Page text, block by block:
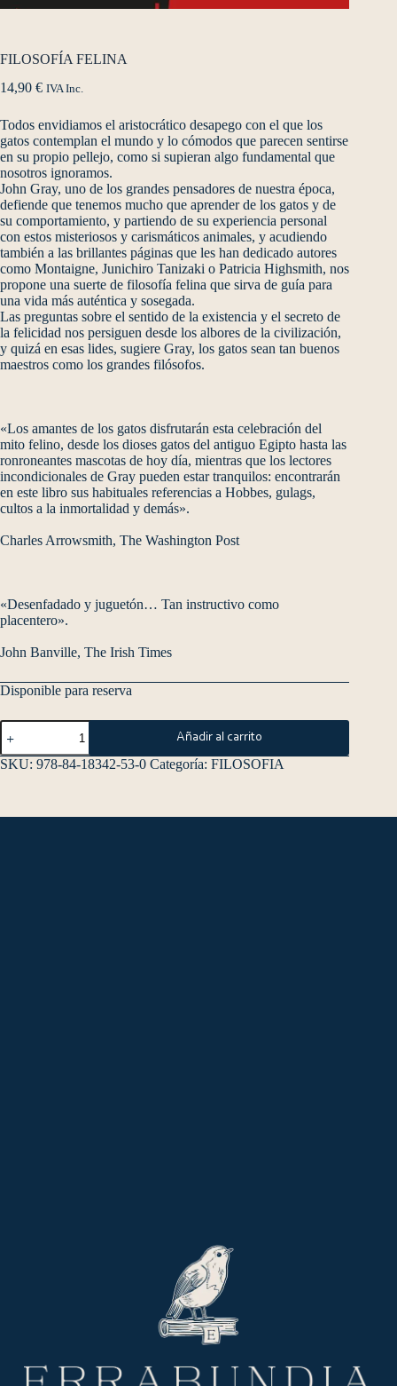
FILOSOFÍA FELINA
14,90 € IVA Inc.
Todos envidiamos el aristocrático desapego con el que los
gatos contemplan el mundo y lo cómodos que parecen sentirse
en su propio pellejo, como si supieran algo fundamental que
nosotros ignoramos.
John Gray, uno de los grandes pensadores de nuestra época,
defiende que tenemos mucho que aprender de los gatos y de
su comportamiento, y partiendo de su experiencia personal
con estos misteriosos y carismáticos animales, y acudiendo
también a las brillantes páginas que les han dedicado autores
como Montaigne, Junichiro Tanizaki o Patricia Highsmith, nos
propone una suerte de filosofía felina que sirva de guía para
una vida más auténtica y sosegada.
Las preguntas sobre el sentido de la existencia y el secreto de
la felicidad nos persiguen desde los albores de la civilización,
y quizá en esas lides, sugiere Gray, los gatos sean tan buenos
maestros como los grandes filósofos.
«Los amantes de los gatos disfrutarán esta celebración del
mito felino, desde los dioses gatos del antiguo Egipto hasta las
ronroneantes mascotas de hoy día, mientras que los lectores
incondicionales de Gray pueden estar tranquilos: encontrarán
en este libro sus habituales referencias a Hobbes, gulags,
cultos a la inmortalidad y demás».
Charles Arrowsmith, The Washington Post
«Desenfadado y juguetón… Tan instructivo como
placentero».
John Banville, The Irish Times
Disponible para reserva
Añadir al carrito
SKU: 978-84-18342-53-0 Categoría: FILOSOFIA